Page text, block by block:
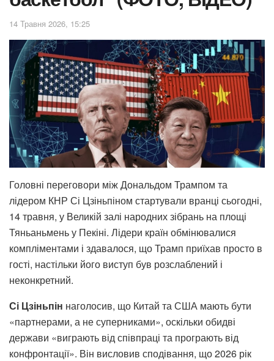
14 Травня 2026, 15:25
Головні переговори між Дональдом Трампом та
лідером КНР Сі Цзіньпіном стартували вранці сьогодні,
14 травня, у Великій залі народних зібрань на площі
Тяньаньмень у Пекіні. Лідери країн обмінювалися
компліментами і здавалося, що Трамп приїхав просто в
гості, настільки його виступ був розслаблений і
неконкретний.
Сі Цзіньпін наголосив, що Китай та США мають бути
«партнерами, а не суперниками», оскільки обидві
держави «виграють від співпраці та програють від
конфронтації». Він висловив сподівання, що 2026 рік